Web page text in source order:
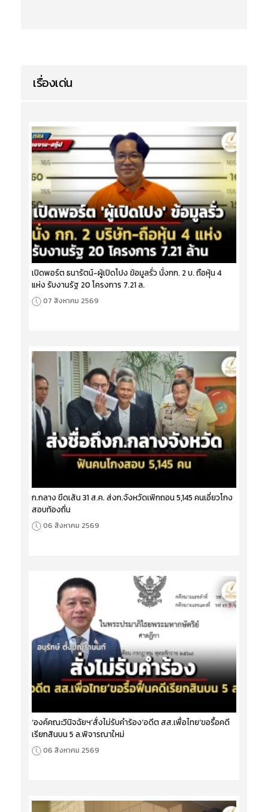
เรื่องเด่น
เปิดพอร์ต ธนารัตน์-ผู้เปิดโปง ข้อมูลรั่ว นั่งกก. 2 บ. ถือหุ้น 4
แห่ง รับงานรัฐ 20 โครงการ 7.21 ล.
07 สิงหาคม 2569
ก.กลาง ขีดเส้น 31 ส.ค. ส่งก.จังหวัดเพิกถอน 5,145 คนเอี่ยวโกง
สอบท้องถิ่น
06 สิงหาคม 2569
‘องค์คณะวินิจฉัยฯ’สั่งไม่รับคำร้อง‘อดีต สส.เพื่อไทย’ขอรื้อคดี
เรียกสินบน 5 ล.พิจารณาใหม่
06 สิงหาคม 2569